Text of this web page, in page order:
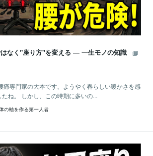
はなく"座り方"を変える ― 一生モノの知識
痛専門家の大本です。ようやく春らしい暖かさを感
ね。 しかし、この時期に多いの...
の軸を作る第一人者